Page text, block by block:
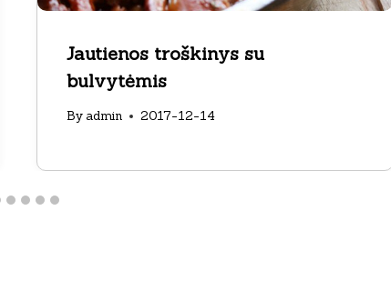
Jautienos troškinys su
bulvytėmis
By admin 2017-12-14